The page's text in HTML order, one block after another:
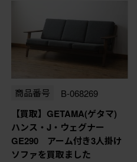
商品番号 B-068269
【買取】GETAMA(ゲタマ)
ハンス・J・ウェグナー
GE290 アーム付き3人掛け
ソファを買取ました